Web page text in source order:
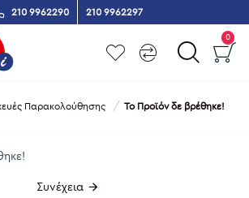
210 9962290 210 9962297
0
Παρακολούθησης Το Προϊόν δε βρέθηκε!
Συνέχεια